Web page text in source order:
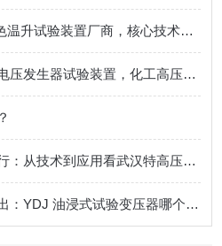
闭眼入不踩雷！5 家出色温升试验装置厂商，核心技术先行同行
品牌排行口碑好的雷电电压发生器试验装置，化工高压设备防雷检测方案
微量水分测定仪企业排行：从技术到应用看武汉特高压的解题思路
从千伏输入到百千伏输出：YDJ 油浸式试验变压器哪个牌子好